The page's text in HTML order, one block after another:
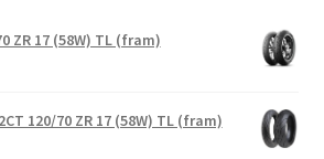
ZR 17 (58W) TL (fram)
120/70 ZR 17 (58W) TL (fram)